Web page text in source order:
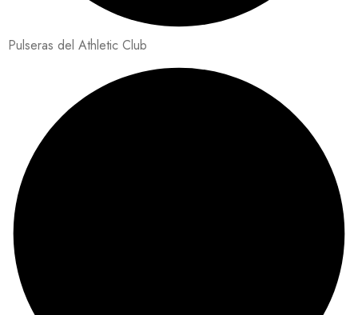
Pulseras del Athletic Club